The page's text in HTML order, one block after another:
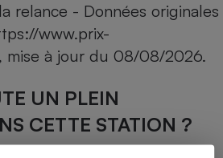
relance - Données originales
www.prix-
, mise à jour du 08/08/2026.
UN PLEIN
CETTE STATION ?